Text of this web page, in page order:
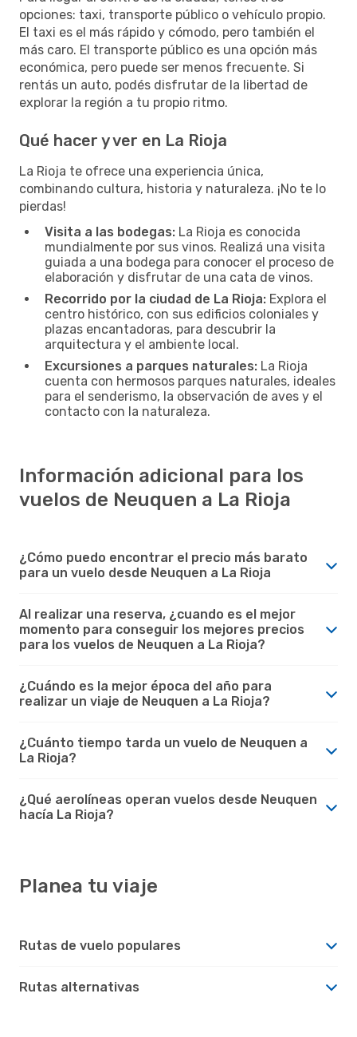
opciones: taxi, transporte público o vehículo propio.
El taxi es el más rápido y cómodo, pero también el
más caro. El transporte público es una opción más
económica, pero puede ser menos frecuente. Si
rentás un auto, podés disfrutar de la libertad de
explorar la región a tu propio ritmo.
Qué hacer y ver en La Rioja
La Rioja te ofrece una experiencia única,
combinando cultura, historia y naturaleza. ¡No te lo
pierdas!
Visita a las bodegas: La Rioja es conocida
mundialmente por sus vinos. Realizá una visita
guiada a una bodega para conocer el proceso de
elaboración y disfrutar de una cata de vinos.
Recorrido por la ciudad de La Rioja: Explora el
centro histórico, con sus edificios coloniales y
plazas encantadoras, para descubrir la
arquitectura y el ambiente local.
Excursiones a parques naturales: La Rioja
cuenta con hermosos parques naturales, ideales
para el senderismo, la observación de aves y el
contacto con la naturaleza.
Información adicional para los
vuelos de Neuquen a La Rioja
¿Cómo puedo encontrar el precio más barato
para un vuelo desde Neuquen a La Rioja
Al realizar una reserva, ¿cuando es el mejor
momento para conseguir los mejores precios
para los vuelos de Neuquen a La Rioja?
¿Cuándo es la mejor época del año para
realizar un viaje de Neuquen a La Rioja?
¿Cuánto tiempo tarda un vuelo de Neuquen a
La Rioja?
¿Qué aerolíneas operan vuelos desde Neuquen
hacía La Rioja?
Planea tu viaje
Rutas de vuelo populares
Rutas alternativas